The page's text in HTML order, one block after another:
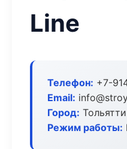
Line
Телефон: +7-
Email:
Город: Тольятти
Режим работы: